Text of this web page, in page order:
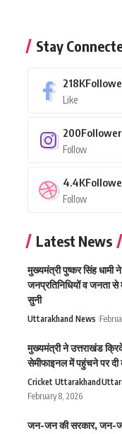
Stay
218K
Like
200
Follow
4.4K
Follow
Latest News
मुख्यमंत्री पुष्कर सिंह धामी
जनप्रतिनिधियों व जनता
सुनी
Uttarakhand News
मुख्यमंत्री ने उत्तराखंड
सेमीफाइनल में पहुंचने पर दी
Cricket Uttarakhand
February 8, 2026
जन-जन की सरकार, जन-